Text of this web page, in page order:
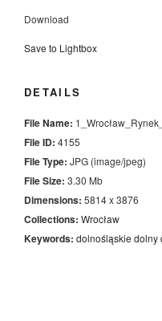
Download
Save to Lightbox
DETAILS
File Name:
File ID: 4155
File Type: JPG (image/jpeg)
File Size: 3.30 Mb
Dimensions: 5814 x 3876
Collections: Wrocław
Keywords: dolnośląskie dolny